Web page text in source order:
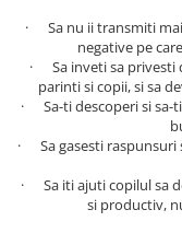
Crime, Thriller,
Literatura Romana
Literatura Universala
Poezie
Romane de
romantice
· Sa nu ii transmiti
negative pe
· Sa inveti sa privesti
parinti si copii, si sa
· Sa-ti descoperi si sa-
· Sa gasesti raspunsuri
· Sa iti ajuti copilul sa
si productiv,